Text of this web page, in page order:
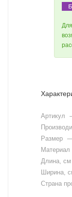
Артикул
Размер
Материал
Длина, cм
Ширина,
Страна